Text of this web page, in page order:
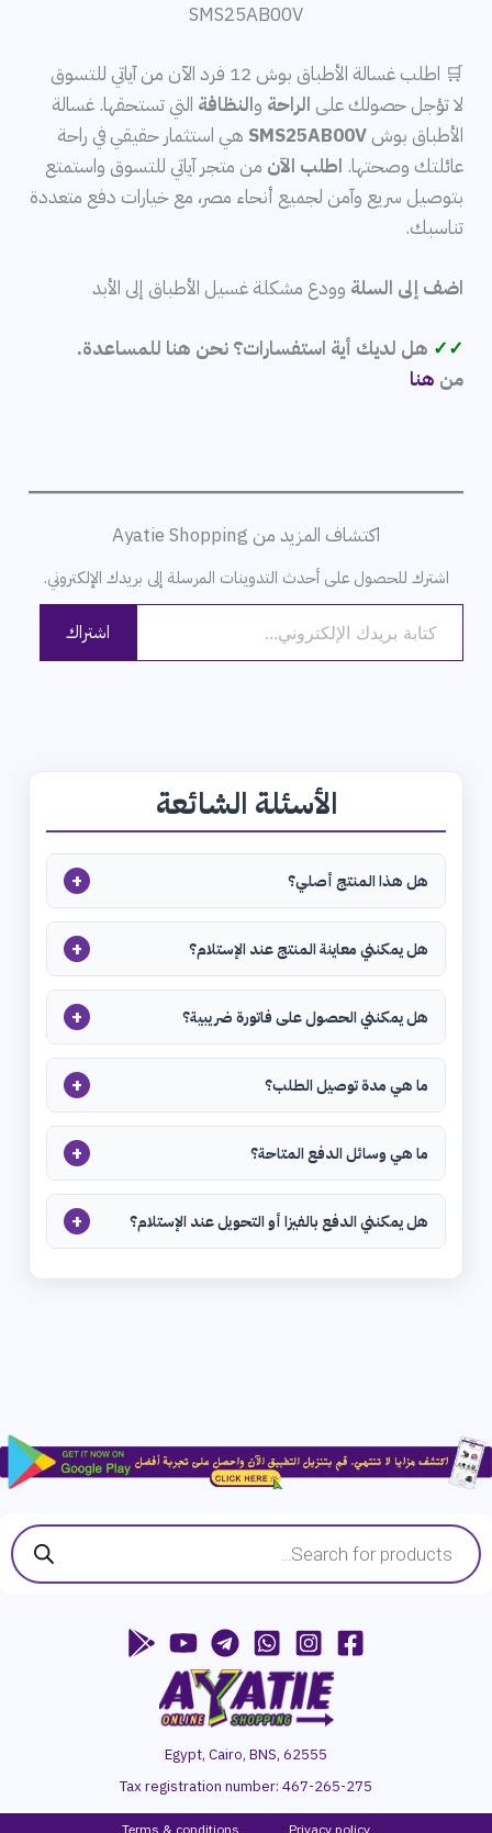
SMS25AB00V
🛒 اطلب غسالة الأطباق بوش 12 فرد الآن من آياتي للتسوق
لا تؤجل حصولك على الراحة والنظافة التي تستحقها. غسالة
الأطباق بوشSMS25AB00V هي استثمار حقيقي في راحة
عائلتك وصحتها. اطلب الآن من متجر آياتي للتسوق واستمتع
بتوصيل سريع وآمن لجميع أنحاء مصر، مع خيارات دفع متعددة
تناسبك.
اضف إلى السلة وودع مشكلة غسيل الأطباق إلى الأبد
✓✓ هل لديك أية استفسارات؟ نحن هنا للمساعدة.
من هنا
اكتشاف المزيد من Ayatie Shopping
اشترك للحصول على أحدث التدوينات المرسلة إلى بريدك الإلكتروني.
كتابة بريدك الإلكتروني...
اشتراك
الأسئلة الشائعة
هل هذا المنتج أصلي؟ +
هل يمكنني معاينة المنتج عند الإستلام؟ +
هل يمكنني الحصول على فاتورة ضريبية؟ +
ما هي مدة توصيل الطلب؟ +
ما هي وسائل الدفع المتاحة؟ +
هل يمكنني الدفع بالفيزا أو التحويل عند الإستلام؟ +
Products
search
Egypt, Cairo, BNS, 62555
Tax registration number: 467-265-275